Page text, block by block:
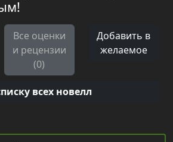
Все оценки
и рецензии
(0)
Добавить в
желаемое
всех новелл